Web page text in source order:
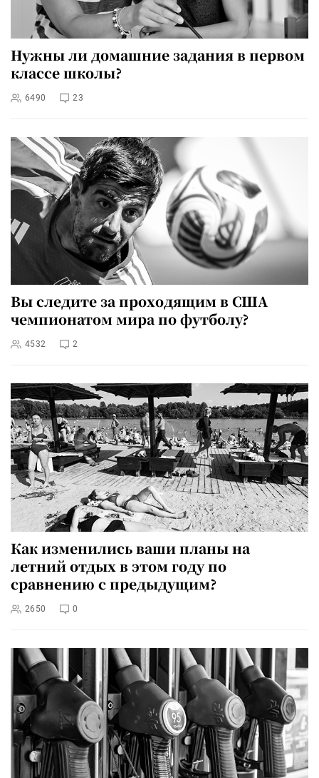
Нужны ли домашние задания в первом
классе школы?
6490 23
Вы следите за проходящим в США
чемпионатом мира по футболу?
4532 2
Как изменились ваши планы на
летний отдых в этом году по
сравнению с предыдущим?
2650 0